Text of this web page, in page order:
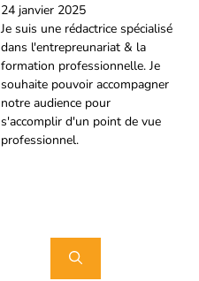
24 janvier 2025
Je suis une rédactrice spécialisé
dans l'entrepreunariat & la
formation professionnelle. Je
souhaite pouvoir accompagner
notre audience pour
s'accomplir d'un point de vue
professionnel.